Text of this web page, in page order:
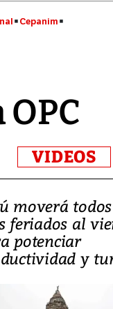
Cepanim
VIDEOS
moverá
feriados al
potenciar
y